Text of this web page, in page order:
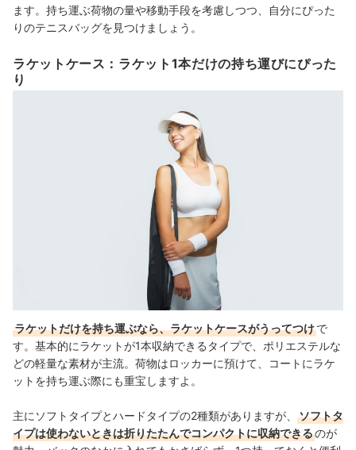
ます。持ち運ぶ荷物の量や移動手段を考慮しつつ、自分にぴった
りのテニスバッグを見つけましょう。
ラケットケース：ラケット1本だけの持ち運びにぴった
り
ラケットだけを持ち運ぶなら、ラケットケースがうってつけで
す。基本的にラケットが1本収納できるタイプで、ポリエステルな
どの軽量な素材が主流。荷物はロッカーに預けて、コートにラケ
ットを持ち運ぶ際にも重宝しますよ。
主にソフトタイプとハードタイプの2種類がありますが、
ソフトタ
イプは使わないときは折りたたんでコンパクトに収納できるのが